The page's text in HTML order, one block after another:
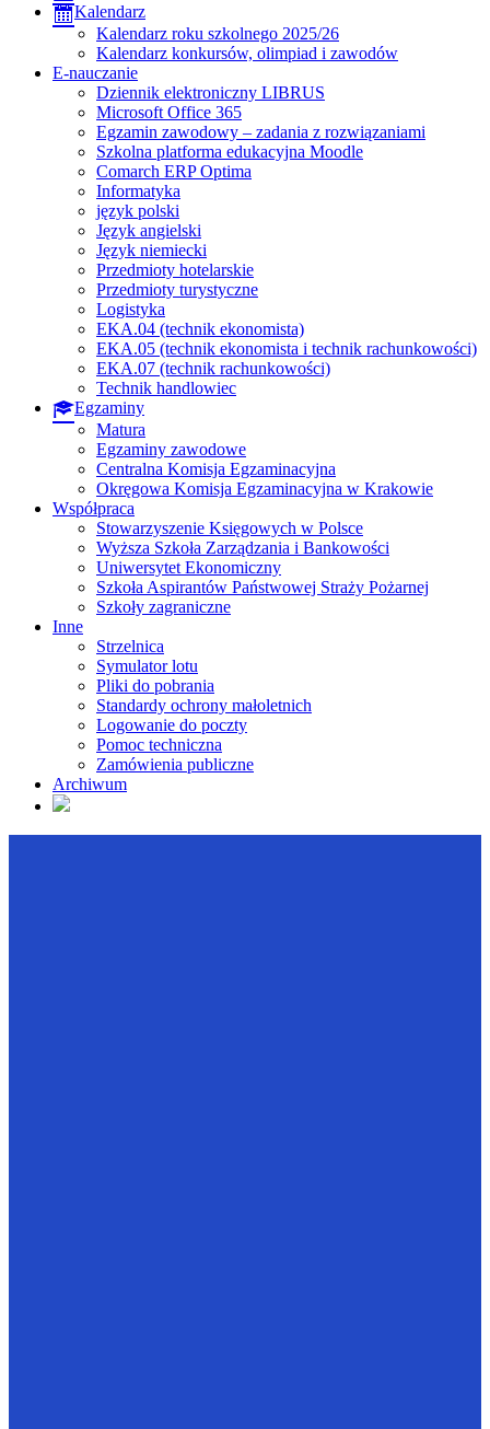
Kalendarz
Kalendarz roku szkolnego 2025/26
Kalendarz konkursów, olimpiad i zawodów
E-nauczanie
Dziennik elektroniczny LIBRUS
Microsoft Office 365
Egzamin zawodowy – zadania z rozwiązaniami
Szkolna platforma edukacyjna Moodle
Comarch ERP Optima
Informatyka
język polski
Język angielski
Język niemiecki
Przedmioty hotelarskie
Przedmioty turystyczne
Logistyka
EKA.04 (technik ekonomista)
EKA.05 (technik ekonomista i technik rachunkowości)
EKA.07 (technik rachunkowości)
Technik handlowiec
Egzaminy
Matura
Egzaminy zawodowe
Centralna Komisja Egzaminacyjna
Okręgowa Komisja Egzaminacyjna w Krakowie
Współpraca
Stowarzyszenie Księgowych w Polsce
Wyższa Szkoła Zarządzania i Bankowości
Uniwersytet Ekonomiczny
Szkoła Aspirantów Państwowej Straży Pożarnej
Szkoły zagraniczne
Inne
Strzelnica
Symulator lotu
Pliki do pobrania
Standardy ochrony małoletnich
Logowanie do poczty
Pomoc techniczna
Zamówienia publiczne
Archiwum